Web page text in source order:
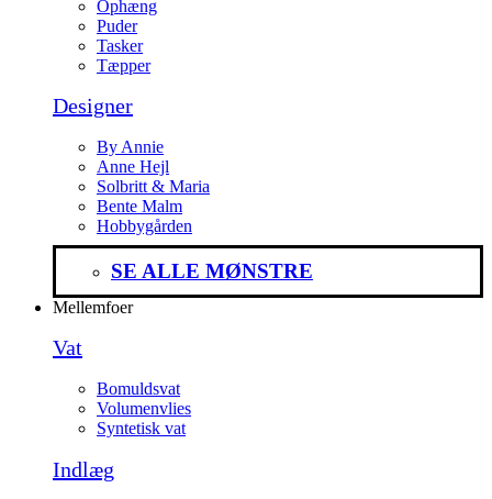
Ophæng
Puder
Tasker
Tæpper
Designer
By Annie
Anne Hejl
Solbritt & Maria
Bente Malm
Hobbygården
SE ALLE MØNSTRE
Mellemfoer
Vat
Bomuldsvat
Volumenvlies
Syntetisk vat
Indlæg